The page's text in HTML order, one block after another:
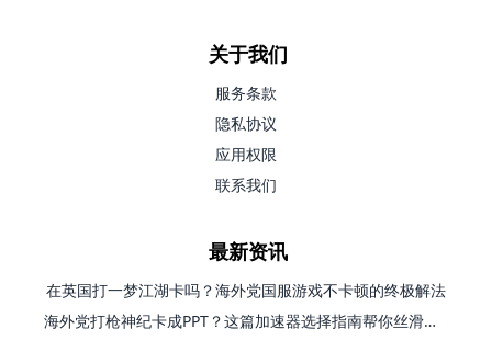
关于我们
服务条款
隐私协议
应用权限
联系我们
最新资讯
在英国打一梦江湖卡吗？海外党国服游戏不卡顿的终极解法
海外党打枪神纪卡成PPT？这篇加速器选择指南帮你丝滑上分